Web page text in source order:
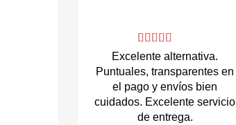
Excelente alternativa.
Puntuales, transparentes en
el pago y envíos bien
cuidados. Excelente servicio
de entrega.